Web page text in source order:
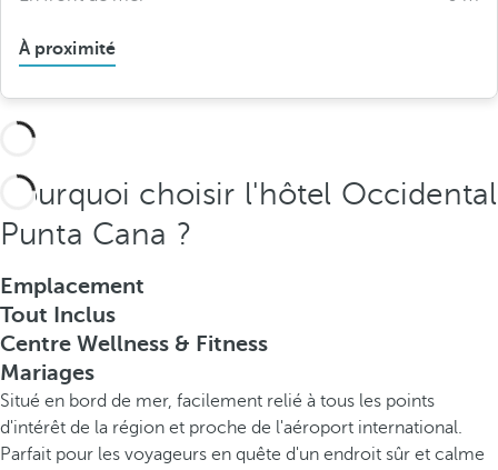
À proximité
Pourquoi choisir l'hôtel Occidental
Punta Cana ?
Emplacement
Tout Inclus
Centre Wellness & Fitness
Mariages
Situé en bord de mer, facilement relié à tous les points
d'intérêt de la région et proche de l'aéroport international.
Parfait pour les voyageurs en quête d'un endroit sûr et calme